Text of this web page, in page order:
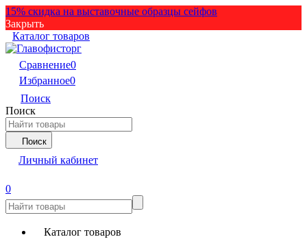
15% скидка на выставочные образцы сейфов
Закрыть
Каталог товаров
Сравнение0
Избранное0
Поиск
Поиск
Поиск
Личный кабинет
0
Каталог товаров